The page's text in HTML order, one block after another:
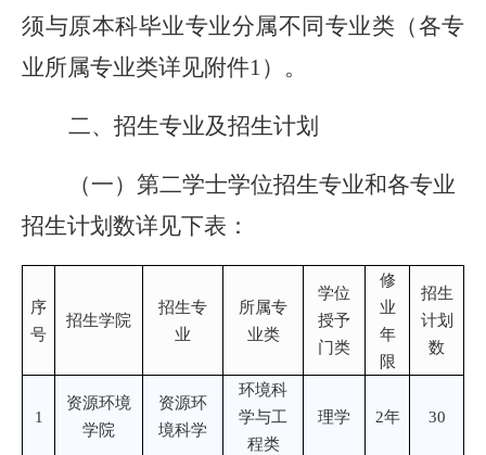
须与原本科毕业专业分属不同专业类（各专
业所属专业类详见附件1） 。
二、招生专业及招生计划
（一）第二学士学位招生专业和各专业
招生计划数详见下表：
序
号
招生学院
招生专
业
所属专
业类
学位
授予
门类
修
业
年
限
招生
计划
数
1
资源环境
学院
资源环
境科学
环境科
学与工
程类
理学 2年 30